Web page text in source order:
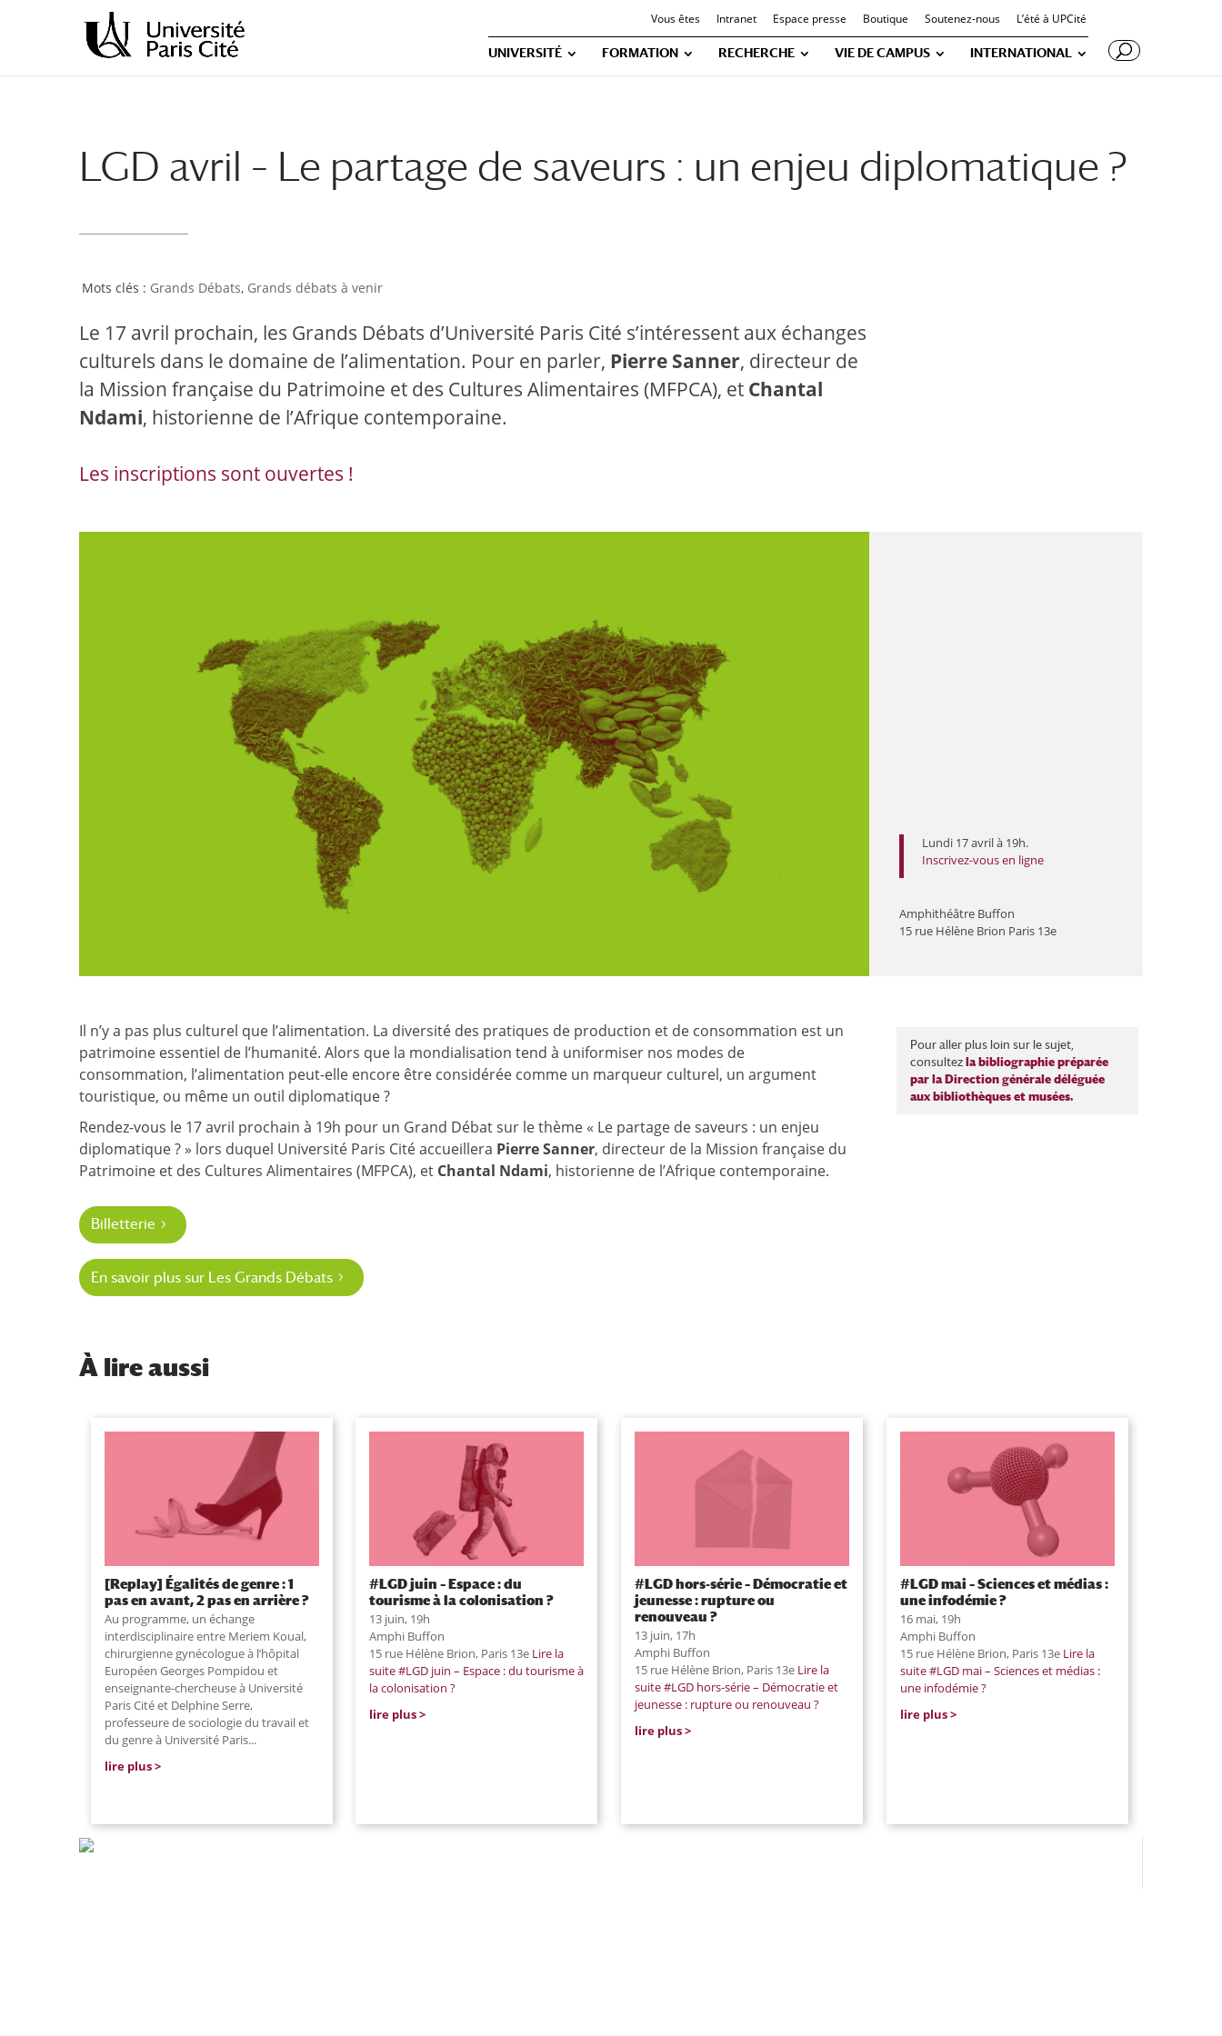
principal
navigation
Vous êtes Intranet Espace presse Boutique Soutenez-nous L’été à UPCité
UNIVERSITÉ FORMATION RECHERCHE VIE DE CAMPUS INTERNATIONAL
LGD avril – Le partage de saveurs : un enjeu diplomatique ?
Grands Débats, Grands débats à venir
Le 17 avril prochain, les Grands Débats d’Université Paris Cité s’intéressent aux échanges
culturels dans le domaine de l’alimentation. Pour en parler, Pierre Sanner, directeur de
la Mission française du Patrimoine et des Cultures Alimentaires (MFPCA), et Chantal
Ndami, historienne de l’Afrique contemporaine.
Les inscriptions sont ouvertes !
Lundi 17 avril à 19h.
Inscrivez-vous en ligne
Amphithéâtre Buffon
15 rue Hélène Brion Paris 13e
Il n’y a pas plus culturel que l’alimentation. La diversité des pratiques de production et de consommation est un
patrimoine essentiel de l’humanité. Alors que la mondialisation tend à uniformiser nos modes de
consommation, l’alimentation peut-elle encore être considérée comme un marqueur culturel, un argument
touristique, ou même un outil diplomatique ?
Rendez-vous le 17 avril prochain à 19h pour un Grand Débat sur le thème « Le partage de saveurs : un enjeu
diplomatique ? » lors duquel Université Paris Cité accueillera Pierre Sanner, directeur de la Mission française du
Patrimoine et des Cultures Alimentaires (MFPCA), et Chantal Ndami, historienne de l’Afrique contemporaine.
Billetterie
En savoir plus sur Les Grands Débats
Pour aller plus loin sur le sujet,
consultez la bibliographie préparée
par la Direction générale déléguée
aux bibliothèques et musées.
À lire aussi
[Replay] Égalités de genre : 1
pas en avant, 2 pas en arrière ?
Au programme, un échange
interdisciplinaire entre Meriem Koual,
chirurgienne gynécologue à l’hôpital
Européen Georges Pompidou et
enseignante-chercheuse à Université
Paris Cité et Delphine Serre,
professeure de sociologie du travail et
du genre à Université Paris...
lire plus
#LGD juin – Espace : du
tourisme à la colonisation ?
13 juin, 19h
Amphi Buffon
15 rue Hélène Brion, Paris 13e Lire la
suite#LGD juin – Espace : du tourisme à
la colonisation ?
lire plus
#LGD hors-série – Démocratie et
jeunesse : rupture ou
renouveau ?
13 juin, 17h
Amphi Buffon
15 rue Hélène Brion, Paris 13e Lire la
suite#LGD hors-série – Démocratie et
jeunesse : rupture ou renouveau ?
lire plus
#LGD mai – Sciences et médias :
une infodémie ?
16 mai, 19h
Amphi Buffon
15 rue Hélène Brion, Paris 13e Lire la
suite#LGD mai – Sciences et médias :
une infodémie ?
lire plus